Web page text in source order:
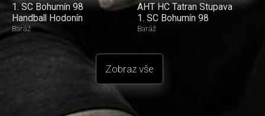
1. SC Bohumín 98
Handball Hodonín
Baráž
AHT HC Tatran Stupava
1. SC Bohumín 98
Baráž
Zobraz vše